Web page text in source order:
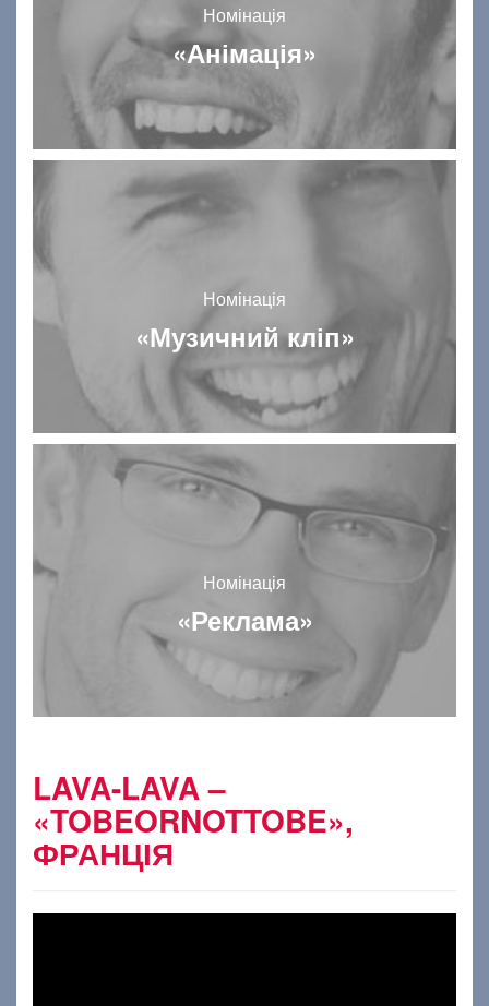
Номінація
«Анімація»
Номінація
«Музичний кліп»
Номінація
«Реклама»
LAVA-LAVA –
«TOBEORNOTTOBE»,
ФРАНЦІЯ